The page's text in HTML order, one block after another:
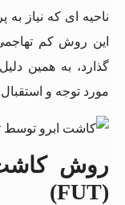
ناحیه ای که نیاز
این روش کم
گذارد، به همین
مورد توجه و
روش
(FUT)